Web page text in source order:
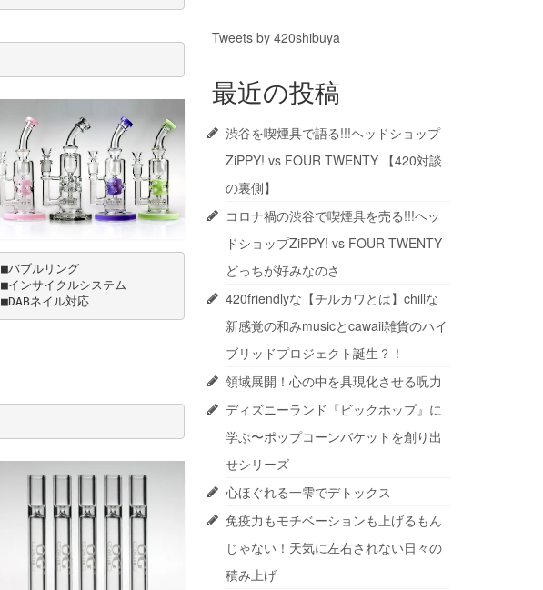
■バブルリング
■インサイクルシステム
■DABネイル対応
Tweets by 420shibuya
最近の投稿
渋谷を喫煙具で語る!!!ヘッドショップ
ZiPPY! vs FOUR TWENTY 【420対談
の裏側】
コロナ禍の渋谷で喫煙具を売る!!!ヘッ
ドショップZiPPY! vs FOUR TWENTY
どっちが好みなのさ
420friendlyな【チルカワとは】chillな
新感覚の和みmusicとcawaii雑貨のハイ
ブリッドプロジェクト誕生？！
領域展開！心の中を具現化させる呪力
ディズニーランド『ビックホップ』に
学ぶ〜ポップコーンバケットを創り出
せシリーズ
心ほぐれる一雫でデトックス
免疫力もモチベーションも上げるもん
じゃない！天気に左右されない日々の
積み上げ